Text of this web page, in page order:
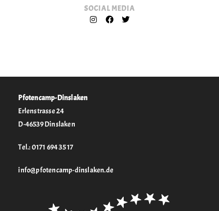
SOCIAL MEDIA
Pfotencamp-Dinslaken
Erlenstrasse 24
D-46539 Dinslaken
Tel.: 0171 694 35 17
info@pfotencamp-dinslaken.de